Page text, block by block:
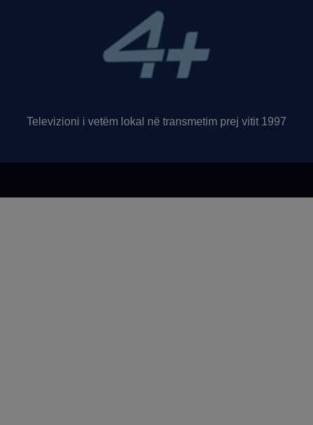
Televizioni i vetëm lokal në transmetim prej vitit 1997